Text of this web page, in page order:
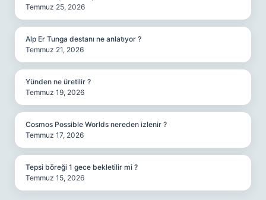
Temmuz 25, 2026
Alp Er Tunga destanı ne anlatıyor ?
Temmuz 21, 2026
Yünden ne üretilir ?
Temmuz 19, 2026
Cosmos Possible Worlds nereden izlenir ?
Temmuz 17, 2026
Tepsi böreği 1 gece bekletilir mi ?
Temmuz 15, 2026